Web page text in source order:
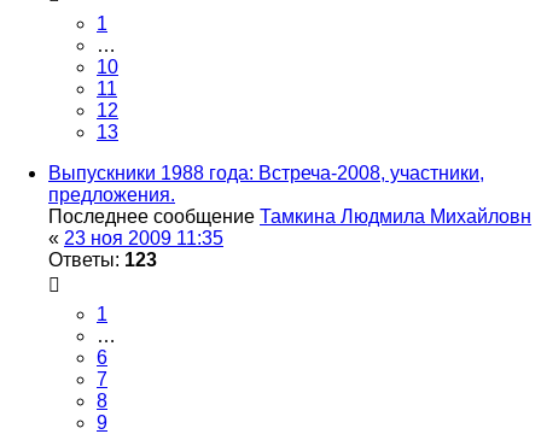
1
…
10
11
12
13
Выпускники 1988 года: Встреча-2008, участники,
предложения.
Последнее сообщение Тамкина Людмила Михайловн
« 23 ноя 2009 11:35
Ответы: 123
1
…
6
7
8
9